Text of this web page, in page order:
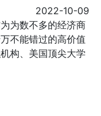
2022-10-09
为数不多的经济商
不能错过的高价值
构、美国顶尖大学